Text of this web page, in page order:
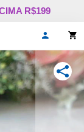
R$199
login
ou
se!